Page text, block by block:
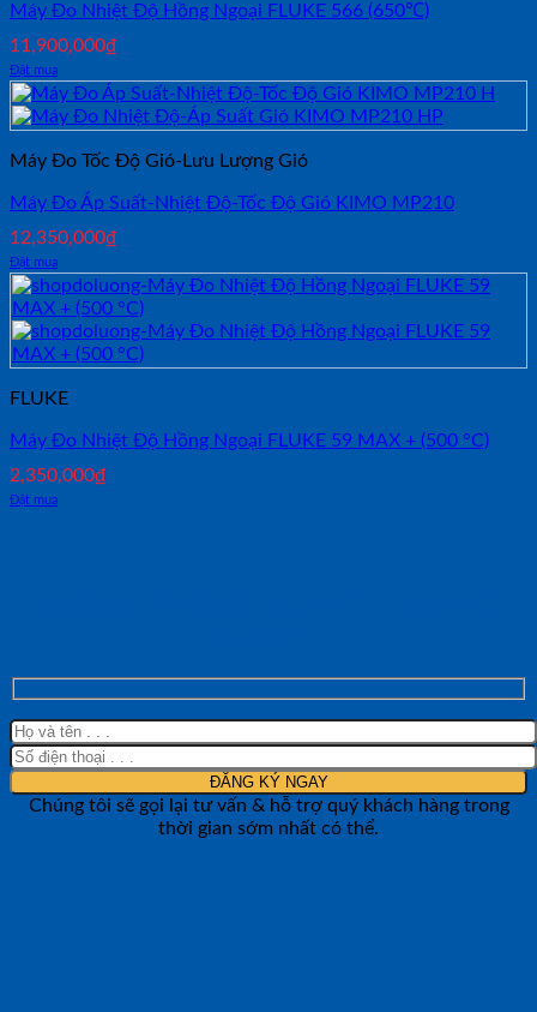
Máy Đo Nhiệt Độ Hồng Ngoại FLUKE 566 (650℃)
11,900,000₫
Đặt mua
Máy Đo Tốc Độ Gió-Lưu Lượng Gió
Máy Đo Áp Suất-Nhiệt Độ-Tốc Độ Gió KIMO MP210
12,350,000₫
Đặt mua
FLUKE
Máy Đo Nhiệt Độ Hồng Ngoại FLUKE 59 MAX + (500 °C)
2,350,000₫
Đặt mua
Chúng tôi sẽ gọi lại tư vấn & hỗ trợ quý khách hàng trong
thời gian sớm nhất có thể.